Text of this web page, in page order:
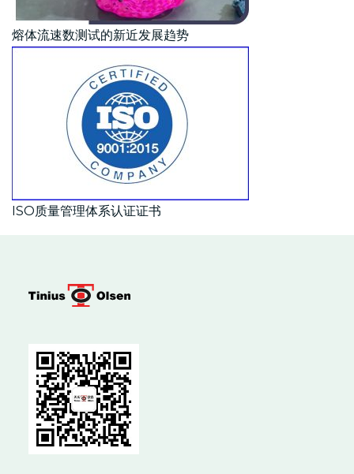
熔体流速数测试的新近发展趋势
ISO质量管理体系认证证书